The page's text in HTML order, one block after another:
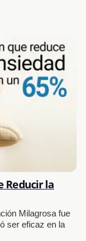
Reducir la
Milagrosa fue
ser eficaz en la